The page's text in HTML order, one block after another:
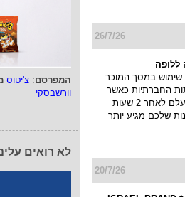
המפרסם: צ'יטוס
וורשבסקי
לא רואים
26/7/26
שימוש במסך המוכר
החברתיות כאשר
הסטורי שלך נעלם לאחר 2 שעות
שלכם מגיע יותר
20/7/26